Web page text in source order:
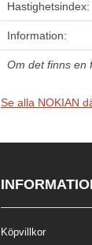
Hastighetsindex:
Information:
Om det finns en
Se alla NOKIAN
Köpvillkor